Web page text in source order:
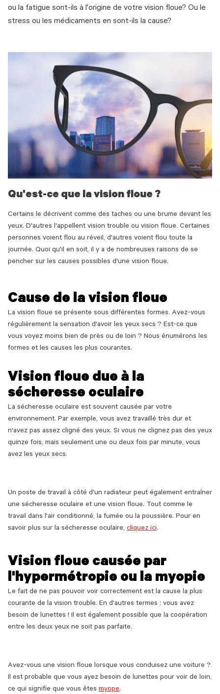
ou la fatigue sont-ils à l'origine de votre vision floue? Ou le
stress ou les médicaments en sont-ils la cause?
Qu'est-ce que la vision floue ?
Certains le décrivent comme des taches ou une brume devant les
yeux. D'autres l'appellent vision trouble ou vision floue. Certaines
personnes voient flou au réveil, d'autres voient flou toute la
journée. Quoi qu'il en soit, il y a de nombreuses raisons de se
pencher sur les causes possibles d'une vision floue.
Cause de la vision floue
La vision floue se présente sous différentes formes. Avez-vous
régulièrement la sensation d'avoir les yeux secs ? Est-ce que
vous voyez moins bien de près ou de loin ? Nous énumérons les
formes et les causes les plus courantes.
Vision floue due à la
sécheresse oculaire
La sécheresse oculaire est souvent causée par votre
environnement. Par exemple, vous avez travaillé très dur et
n'avez pas assez cligné des yeux. Si vous ne clignez pas des yeux
quinze fois, mais seulement une ou deux fois par minute, vous
avez les yeux secs.
Un poste de travail à côté d'un radiateur peut également entraîner
une sécheresse oculaire et une vision floue. Tout comme le
travail dans l'air conditionné, la fumée ou la poussière. Pour en
savoir plus sur la sécheresse oculaire, cliquez ici.
Vision floue causée par
l'hypermétropie ou la myopie
Le fait de ne pas pouvoir voir correctement est la cause la plus
courante de la vision trouble. En d'autres termes : vous avez
besoin de lunettes ! Il est également possible que la coopération
entre les deux yeux ne soit pas parfaite.
Avez-vous une vision floue lorsque vous conduisez une voiture ?
Il est probable que vous ayez besoin de lunettes pour voir de loin,
ce qui signifie que vous êtes myope.